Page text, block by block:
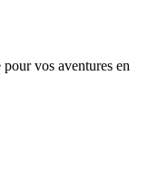
vos aventures en